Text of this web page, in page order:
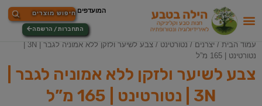
התחברות / הרשמה
עמוד הבית / יצרנים / נטורטינט
/ צבע לשיער ולזקן ללא אמוניה לגבר | 3N |
נטורטינט | 165 מ”ל
צבע לשיער ולזקן ללא אמוניה לגבר |
3N | נטורטינט | 165 מ”ל